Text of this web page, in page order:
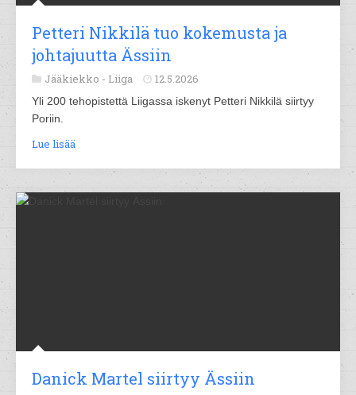
Petteri Nikkilä tuo kokemusta ja
johtajuutta Ässiin
Jääkiekko - Liiga 12.5.2026
Yli 200 tehopistettä Liigassa iskenyt Petteri Nikkilä siirtyy
Poriin.
Lue lisää
Danick Martel siirtyy Ässiin